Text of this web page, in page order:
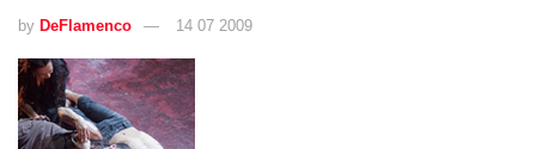
by DeFlamenco 14 07 2009